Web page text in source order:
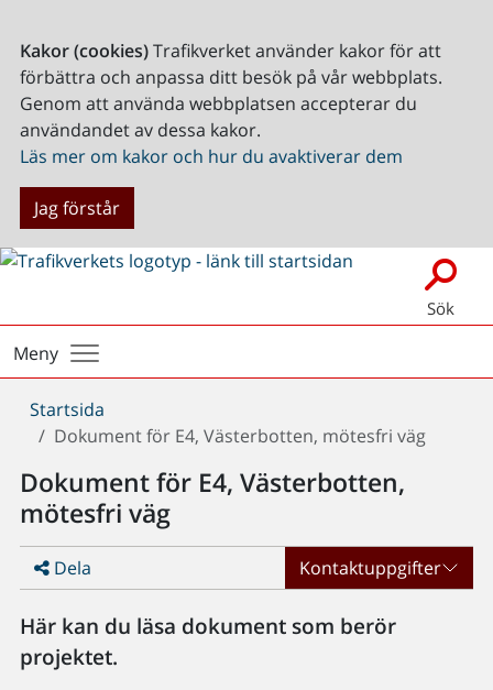
Kakor (cookies)Trafikverket använder kakor för att
förbättra och anpassa ditt besök på vår webbplats.
Genom att använda webbplatsen accepterar du
användandet av dessa kakor.
Läs mer om kakor och hur du avaktiverar dem
Jag förstår
Sök
Meny
Du
är
Startsida
Dokument för E4, Västerbotten, mötesfri väg
Dokument för E4, Västerbotten,
mötesfri väg
Dela Kontaktuppgifter
Här kan du läsa dokument som berör
projektet.